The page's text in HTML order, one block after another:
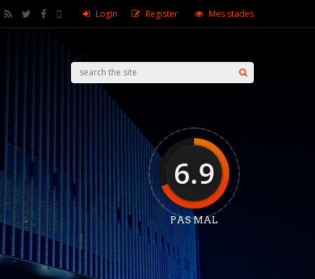
Login Register Mes stades
6.9
PAS MAL